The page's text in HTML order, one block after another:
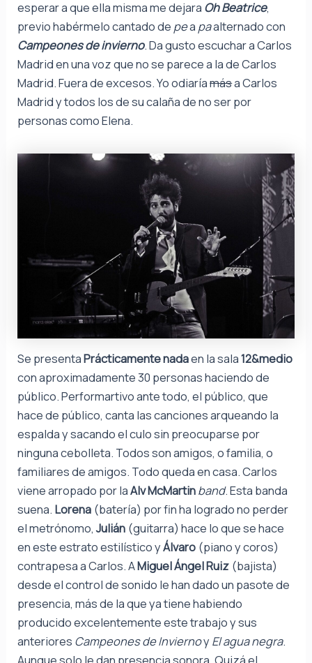
esperar a que ella misma me dejara Oh Beatrice,
previo habérmelo cantado de pea paalternado con
Campeones de invierno. Da gusto escuchar a Carlos
Madrid en una voz que no se parece a la de Carlos
Madrid. Fuera de excesos. Yo odiaríamása Carlos
Madrid y todos los de su calaña de no ser por
personas como Elena.
Se presentaPrácticamente nadaen la sala12&medio
con aproximadamente 30 personas haciendo de
público. Performartivo ante todo, el público, que
hace de público, canta las canciones arqueando la
espalda y sacando el culo sin preocuparse por
ninguna cebolleta. Todos son amigos, o familia, o
familiares de amigos. Todo queda en casa. Carlos
viene arropado por laAlv McMartinband. Esta banda
suena. Lorena (batería) por fin ha logrado no perder
el metrónomo,Julián (guitarra) hace lo que se hace
en este estrato estilístico yÁlvaro (piano y coros)
contrapesa a Carlos. AMiguel Ángel Ruiz (bajista)
desde el control de sonido le han dado un pasote de
presencia, más de la que ya tiene habiendo
producido excelentemente este trabajo y sus
anteriores Campeones de Inviernoy El agua negra.